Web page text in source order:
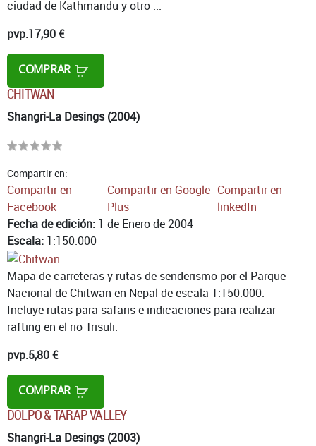
ciudad de Kathmandu y otro ...
pvp.17,90 €
COMPRAR
CHITWAN
Shangri-La Desings (2004)
Compartir en:
Compartir en
Facebook
Compartir en Google
Plus
Compartir en
linkedIn
Fecha de edición: 1 de Enero de 2004
Escala: 1:150.000
Mapa de carreteras y rutas de senderismo por el Parque
Nacional de Chitwan en Nepal de escala 1:150.000.
Incluye rutas para safaris e indicaciones para realizar
rafting en el rio Trisuli.
pvp.5,80 €
COMPRAR
DOLPO & TARAP VALLEY
Shangri-La Desings (2003)